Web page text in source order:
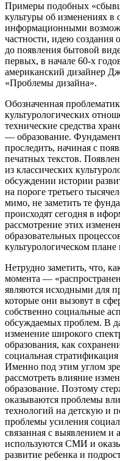
Примеры подобных
культуры об изменениях в
информационными
частности, идею создания
до появления бытовой
первых, в начале 60-х
американский дизайнер
«Проблемы дизайна».
Обозначенная
культурологических
технические средства
— образование.
проследить, начиная с
печатных текстов.
из классических
обсуждении истории
на пороге третьего
мимо, не заметить те
происходят сегодня в
рассмотрение этих
образовательных
культурологическом
Нетрудно заметить, что,
момента —
являются исходными для
которые они вызовут в
собственно социальные
обсуждаемых проблем. В
изменение широкого
образования, как
социальная
Именно под этим углом
рассмотреть влияние
образование. Поэтому
оказываются проблемы
технологий на детскую и
проблемы усиления
связанная с выявлением и
используются СМИ и
развитие ребенка и